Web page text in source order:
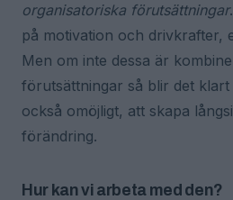
organisatoriska förutsättningar
på motivation och drivkrafter,
Men om inte dessa är
förutsättningar så blir det
också omöjligt, att skapa
förändring.
Hur kan vi arbeta med den?